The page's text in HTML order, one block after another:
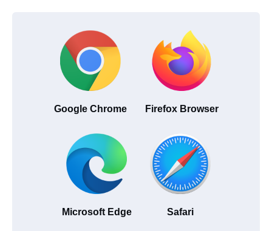
Google Chrome Firefox Browser
Microsoft Edge Safari